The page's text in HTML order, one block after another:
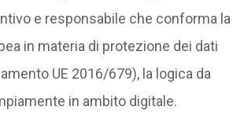
e responsabile che conforma la
in materia di protezione dei dati
UE 2016/679), la logica da
in ambito digitale.